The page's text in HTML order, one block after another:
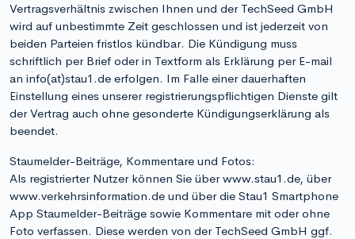
Vertragsverhältnis zwischen Ihnen und der TechSeed GmbH
wird auf unbestimmte Zeit geschlossen und ist jederzeit von
beiden Parteien fristlos kündbar. Die Kündigung muss
schriftlich per Brief oder in Textform als Erklärung per E-mail
an info(at)stau1.de erfolgen. Im Falle einer dauerhaften
Einstellung eines unserer registrierungspflichtigen Dienste gilt
der Vertrag auch ohne gesonderte Kündigungserklärung als
beendet.
Staumelder-Beiträge, Kommentare und Fotos:
Als registrierter Nutzer können Sie über www.stau1.de, über
www.verkehrsinformation.de und über die Stau1 Smartphone
App Staumelder-Beiträge sowie Kommentare mit oder ohne
Foto verfassen. Diese werden von der TechSeed GmbH ggf.